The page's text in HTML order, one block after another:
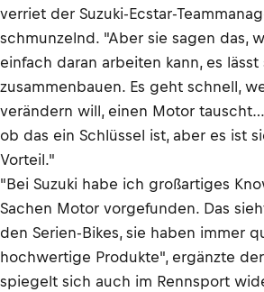
verriet der Suzuki-Ecstar-
schmunzelnd. "Aber sie sagen das,
einfach daran arbeiten kann, es
zusammenbauen. Es geht schnell,
verändern will, einen Motor
ob das ein Schlüssel ist, aber es ist
Vorteil."
"Bei Suzuki habe ich großartiges
Sachen Motor vorgefunden. Das
den Serien-Bikes, sie haben immer
hochwertige Produkte", ergänzte
spiegelt sich auch im Rennsport